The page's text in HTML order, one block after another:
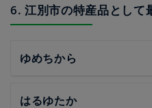
6. 江別市の特産品として
ゆめちから
はるゆたか